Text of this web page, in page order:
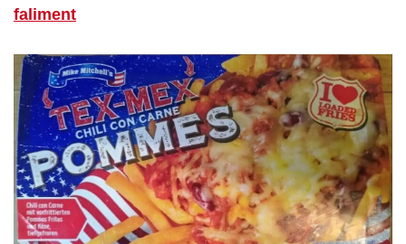
faliment